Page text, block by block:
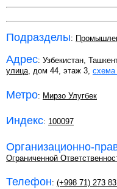
Подразделы:
Адрес: Узбекистан,
улица, дом 44, этаж 3, схема
Метро: Мирзо Улугбек
Индекс: 100097
Организационно-
Ограниченной
Телефон: (+998 71) 273